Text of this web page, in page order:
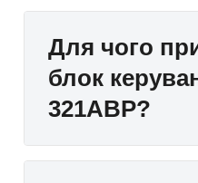
Для чого
блок
321АВР?